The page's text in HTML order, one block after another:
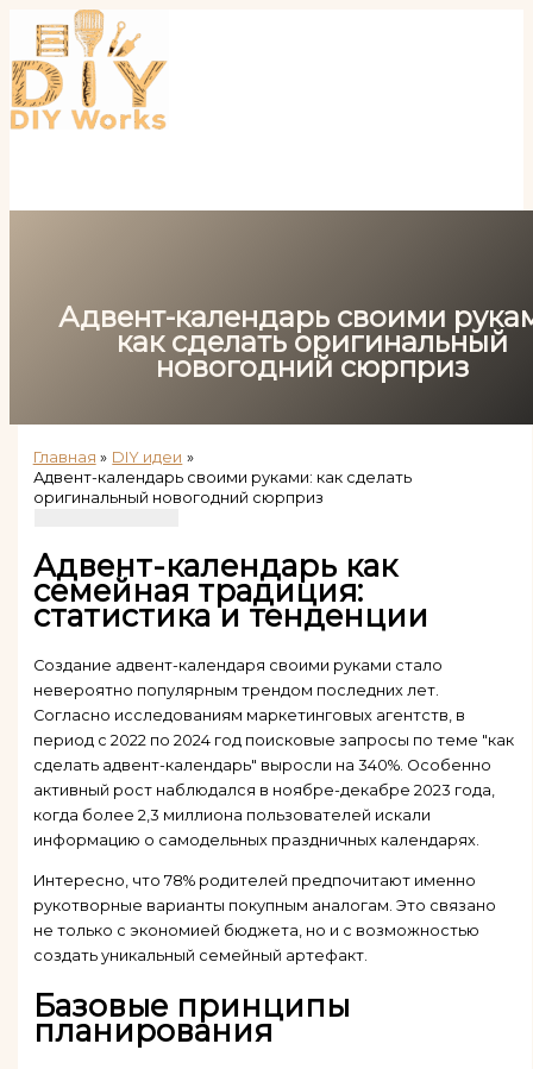
Перейти
содержимому
Адвент-календарь своими
как сделать оригинальный
новогодний сюрприз
Главная
DIY идеи
Адвент-календарь своими руками: как сделать
оригинальный новогодний сюрприз
Адвент-календарь как
семейная традиция:
статистика и тенденции
Создание адвент-календаря своими руками стало
невероятно популярным трендом последних лет.
Согласно исследованиям маркетинговых агентств, в
период с 2022 по 2024 год поисковые запросы по теме "как
сделать адвент-календарь" выросли на 340%. Особенно
активный рост наблюдался в ноябре-декабре 2023 года,
когда более 2,3 миллиона пользователей искали
информацию о самодельных праздничных календарях.
Интересно, что 78% родителей предпочитают именно
рукотворные варианты покупным аналогам. Это связано
не только с экономией бюджета, но и с возможностью
создать уникальный семейный артефакт.
Базовые принципы
планирования